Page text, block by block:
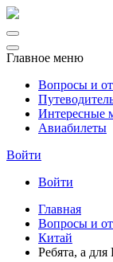
Главное меню
Вопросы и
Интересные
Авиабилеты
Войти
Войти
Главная
Вопросы и
Китай
Ребята, а